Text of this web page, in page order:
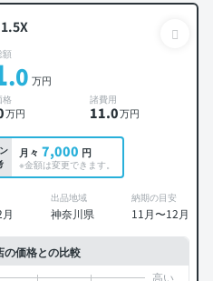
額
.0 万円
格
万円
諸費用
11.0万円
月々 7,000 円
※金額は変更できます。
出品地域
神奈川県
納期の目安
11月〜12月
の価格との比較